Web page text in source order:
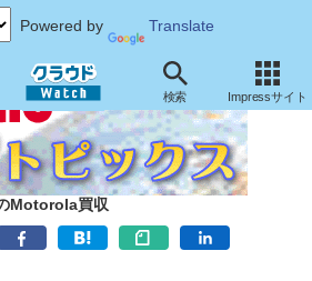
Powered by Translate
検索 Impressサイト
Motorola買収